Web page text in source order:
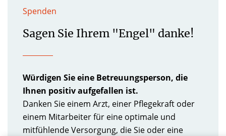
Spenden
Sagen Sie Ihrem "Engel" danke!
Würdigen Sie eine Betreuungsperson, die
Ihnen positiv aufgefallen ist.
Danken Sie einem Arzt, einer Pflegekraft oder
einem Mitarbeiter für eine optimale und
mitfühlende Versorgung, die Sie oder eine